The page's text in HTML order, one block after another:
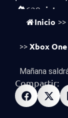
629 vistas
Inicio >>
>> Xbox One
Mañana
Compartir: